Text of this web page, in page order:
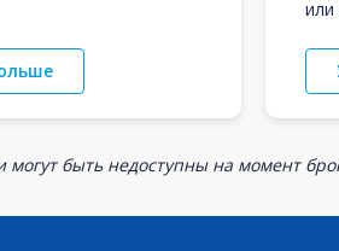
или
быть недоступны на момент